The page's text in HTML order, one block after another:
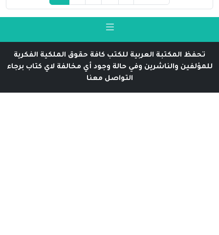
تحفظ المكتبة العربية للكتب كافة حقوق الملكية الفكرية
للمؤلفين والناشرين وفي حالة وجود أي مخالفة لاي كتاب برجاء
التواصل معنا